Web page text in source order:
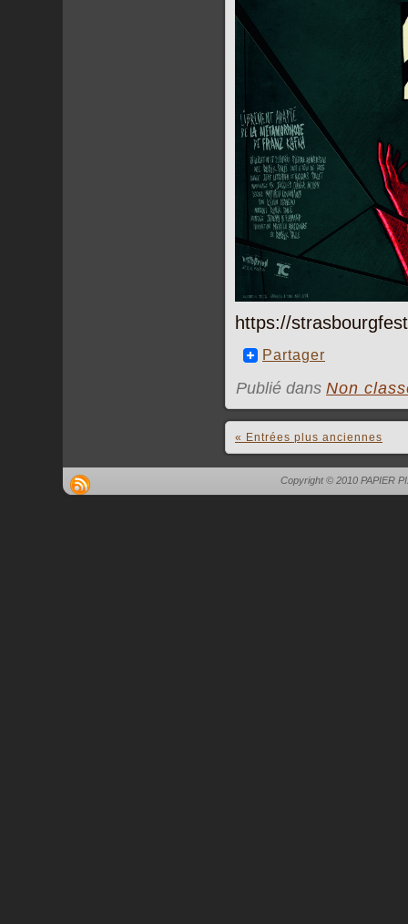
https://
Partager
Publié dans Non
« Entrées plus anciennes
Copyright © 2010 PAPIER